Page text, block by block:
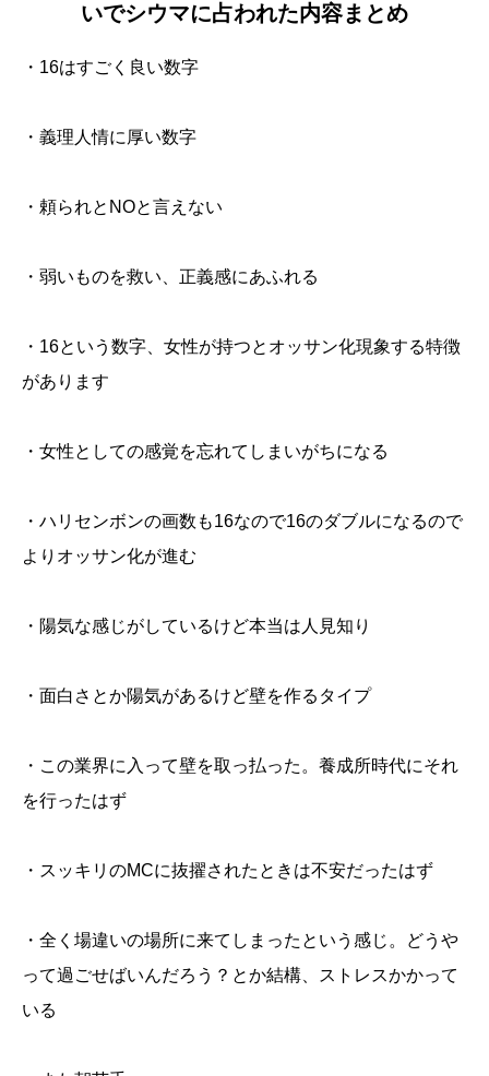
いでシウマに占われた内容まとめ
・16はすごく良い数字
・義理人情に厚い数字
・頼られとNOと言えない
・弱いものを救い、正義感にあふれる
・16という数字、女性が持つとオッサン化現象する特徴
があります
・女性としての感覚を忘れてしまいがちになる
・ハリセンボンの画数も16なので16のダブルになるので
よりオッサン化が進む
・陽気な感じがしているけど本当は人見知り
・面白さとか陽気があるけど壁を作るタイプ
・この業界に入って壁を取っ払った。養成所時代にそれ
を行ったはず
・スッキリのMCに抜擢されたときは不安だったはず
・全く場違いの場所に来てしまったという感じ。どうや
って過ごせばいんだろう？とか結構、ストレスかかって
いる